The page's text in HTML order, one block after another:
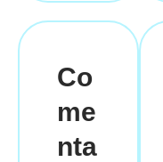
Co
me
nta